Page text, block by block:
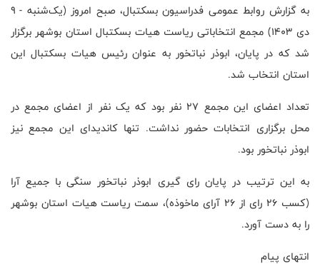
به گزارش روابط عمومی فدراسیون بسکتبال، صبح امروز (یک‌شنبه - ۹
دی ۱۴۰۳) مجمع انتخاباتی ریاست هیات بسکتبال استان بوشهر برگزار
شد که در پایان، ابوذر نباتخور به عنوان رئیس هیات بسکتبال این
استان انتخاب شد.
تعداد اعضای این مجمع ۲۷ نفر بود که یک نفر از اعضای مجمع در
محل برگزاری انتخابات حضور نداشت. تنها کاندیدای این مجمع نیز
ابوذر نباتخور بود.
به این ترتیب در پایان رای گیری ابوذر نباتخور سنگی با جمیع آرا
(کسب ۲۶ رای از ۲۶ آرای ماخوذه)، سمت ریاست هیات استان بوشهر
را به دست آورد.
انتهای پیام